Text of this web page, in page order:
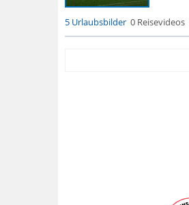
5 Urlaubsbilder 0 Reisevideos